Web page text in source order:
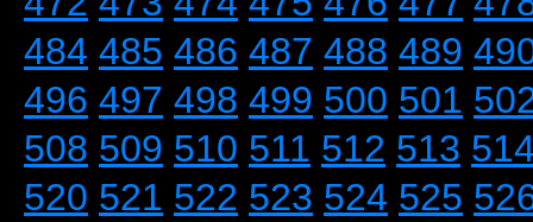
484 485 486 487 488 489
496 497 498 499 500 501
508 509 510 511 512 513
520 521 522 523 524 525